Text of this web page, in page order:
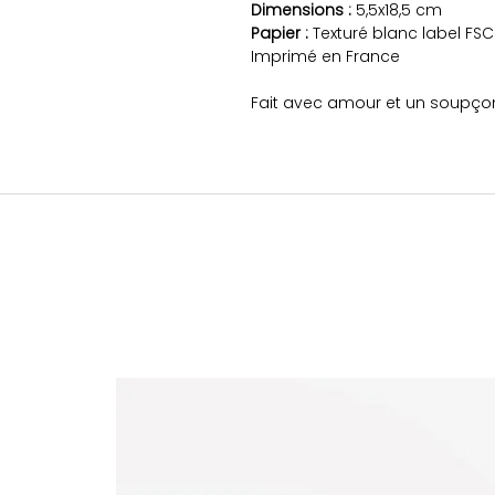
Dimensions : 5,5x18,5 cm
Papier : Texturé blanc label
Imprimé en France
Fait avec amour et un